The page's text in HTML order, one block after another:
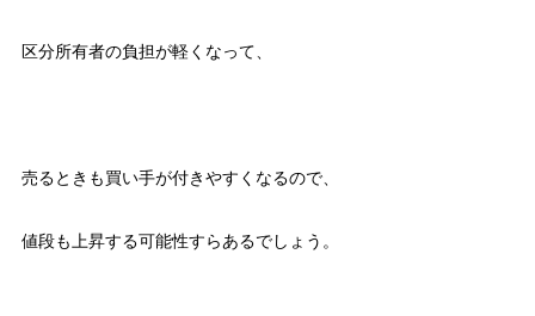
区分所有者の負担が軽くなって、
売るときも買い手が付きやすくなるので、
値段も上昇する可能性すらあるでしょう。